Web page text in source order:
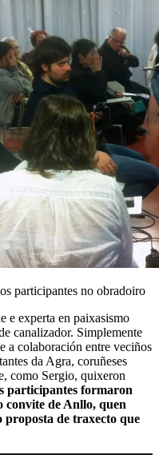
participantes no obradoiro
e experta en paixasismo
canalizador. Simplemente
a colaboración entre veciños
da Agra, coruñeses
como Sergio, quixeron
participantes formaron
convite de Anllo, quen
proposta de traxecto que